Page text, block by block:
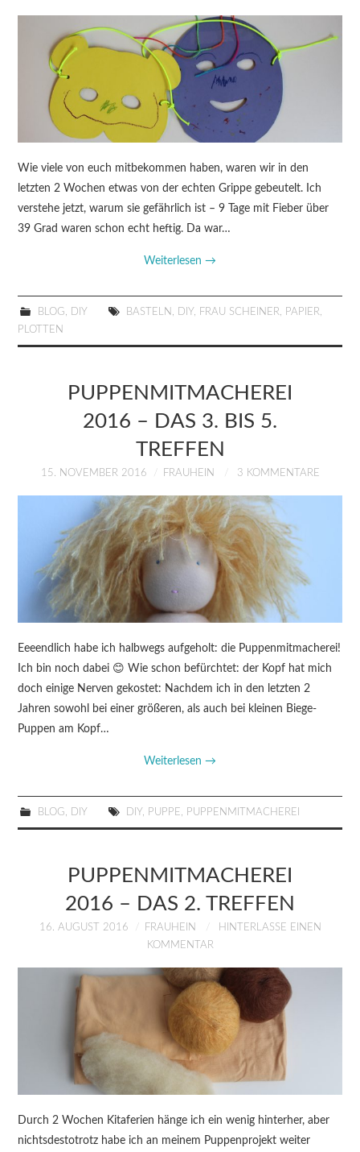
Wie viele von euch mitbekommen haben, waren wir in den
letzten 2 Wochen etwas von der echten Grippe gebeutelt. Ich
verstehe jetzt, warum sie gefährlich ist – 9 Tage mit Fieber über
39 Grad waren schon echt heftig. Da war…
Weiterlesen →
BLOG DIY BASTELN DIY, FRAU SCHEINER PAPIER
PLOTTEN
PUPPENMITMACHEREI
2016 – DAS 3. BIS 5.
TREFFEN
15. NOVEMBER 2016 FRAUHEIN 3 KOMMENTARE
Eeeendlich habe ich halbwegs aufgeholt: die Puppenmitmacherei!
Ich bin noch dabei 😊 Wie schon befürchtet: der Kopf hat mich
doch einige Nerven gekostet: Nachdem ich in den letzten 2
Jahren sowohl bei einer größeren, als auch bei kleinen Biege-
Puppen am Kopf…
Weiterlesen →
BLOG DIY DIY, PUPPE PUPPENMITMACHEREI
PUPPENMITMACHEREI
2016 – DAS 2. TREFFEN
16. AUGUST 2016 FRAUHEIN
HINTERLASSE EINEN
KOMMENTAR
Durch 2 Wochen Kitaferien hänge ich ein wenig hinterher, aber
nichtsdestotrotz habe ich an meinem Puppenprojekt weiter